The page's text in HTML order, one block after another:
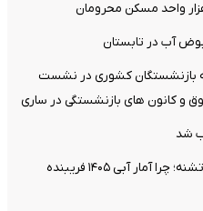
آب در تابستان
بازنشستگان کشوری در نشست
و کانون های بازنشستگی در ساری
شد
پارادوکس سدهای پر و دشت‌های تشنه؛ چرا آمار آبی ۱۴۰۵ فریبنده